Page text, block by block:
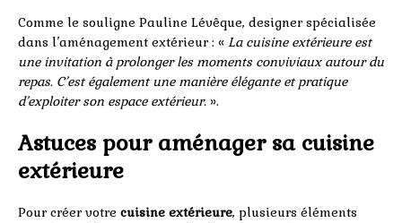
Comme le souligne Pauline Lévêque, designer spécialisée
dans l’aménagement extérieur : « La cuisine extérieure est
une invitation à prolonger les moments conviviaux autour du
repas. C’est également une manière élégante et pratique
d’exploiter son espace extérieur. ».
Astuces pour aménager sa cuisine
extérieure
Pour créer votre cuisine extérieure, plusieurs éléments